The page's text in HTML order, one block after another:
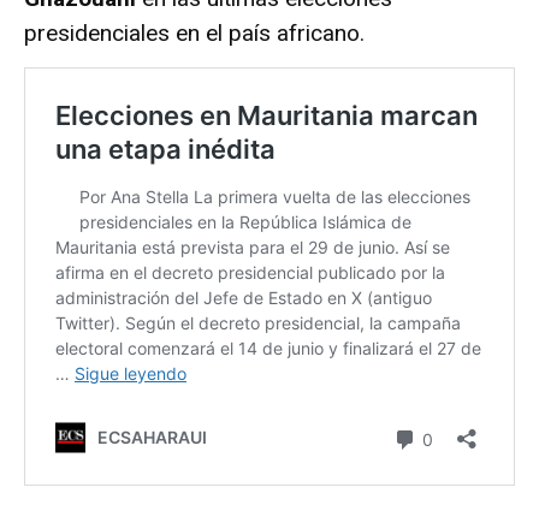
presidenciales en el país africano.